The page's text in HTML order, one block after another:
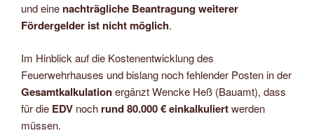
und eine nachträgliche Beantragung weiterer
Fördergelder ist nicht möglich.
Im Hinblick auf die Kostenentwicklung des
Feuerwehrhauses und bislang noch fehlender Posten in der
Gesamtkalkulationergänzt Wencke Heß (Bauamt), dass
für die EDV noch rund 80.000 € einkalkuliertwerden
müssen.